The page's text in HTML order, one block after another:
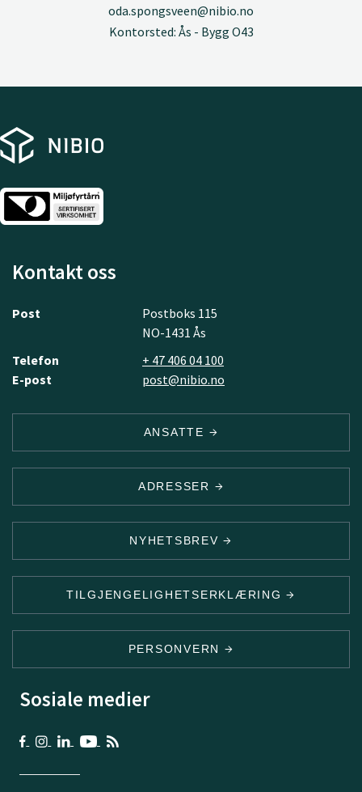
oda.spongsveen@nibio.no
Kontorsted: Ås - Bygg O43
Kontakt oss
Post
Postboks 115
NO-1431 Ås
Telefon
+ 47 406 04 100
E-post
post@nibio.no
ANSATTE
ADRESSER
NYHETSBREV
TILGJENGELIGHETSERKLÆRING
PERSONVERN
Sosiale medier